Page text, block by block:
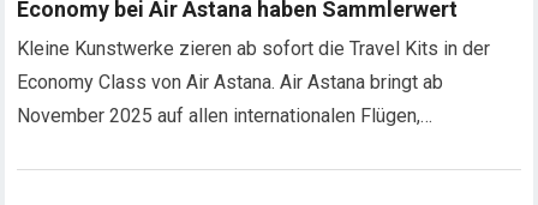
Economy bei Air Astana haben Sammlerwert
Kleine Kunstwerke zieren ab sofort die Travel Kits in der
Economy Class von Air Astana. Air Astana bringt ab
November 2025 auf allen internationalen Flügen,…